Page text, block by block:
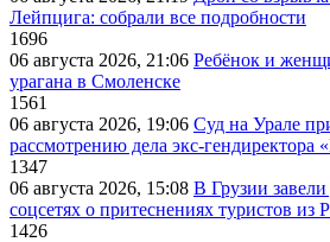
Лейпцига: собрали все подробности
1696
06 августа 2026, 21:06 Ребёнок и
урагана в Смоленске
1561
06 августа 2026, 19:06 Суд на Урале
рассмотрению дела экс-
1347
06 августа 2026, 15:08 В Грузии
соцсетях о притеснениях туристов из
1426